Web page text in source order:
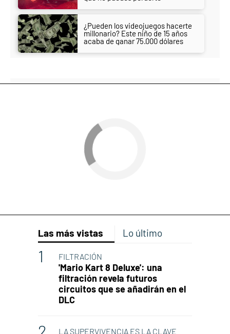
¿Pueden los videojuegos hacerte
millonario? Este niño de 15 años
acaba de ganar 75.000 dólares
Las más vistas Lo último
FILTRACIÓN
'Mario Kart 8 Deluxe': una
filtración revela futuros
circuitos que se añadirán en el
DLC
LA SUPERVIVENCIA ES LA CLAVE